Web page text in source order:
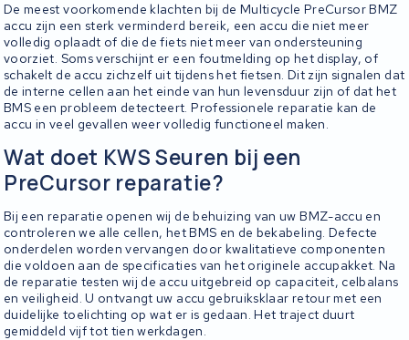
De meest voorkomende klachten bij de Multicycle PreCursor BMZ
accu zijn een sterk verminderd bereik, een accu die niet meer
volledig oplaadt of die de fiets niet meer van ondersteuning
voorziet. Soms verschijnt er een foutmelding op het display, of
schakelt de accu zichzelf uit tijdens het fietsen. Dit zijn signalen dat
de interne cellen aan het einde van hun levensduur zijn of dat het
BMS een probleem detecteert. Professionele reparatie kan de
accu in veel gevallen weer volledig functioneel maken.
Wat doet KWS Seuren bij een
PreCursor reparatie?
Bij een reparatie openen wij de behuizing van uw BMZ-accu en
controleren we alle cellen, het BMS en de bekabeling. Defecte
onderdelen worden vervangen door kwalitatieve componenten
die voldoen aan de specificaties van het originele accupakket. Na
de reparatie testen wij de accu uitgebreid op capaciteit, celbalans
en veiligheid. U ontvangt uw accu gebruiksklaar retour met een
duidelijke toelichting op wat er is gedaan. Het traject duurt
gemiddeld vijf tot tien werkdagen.